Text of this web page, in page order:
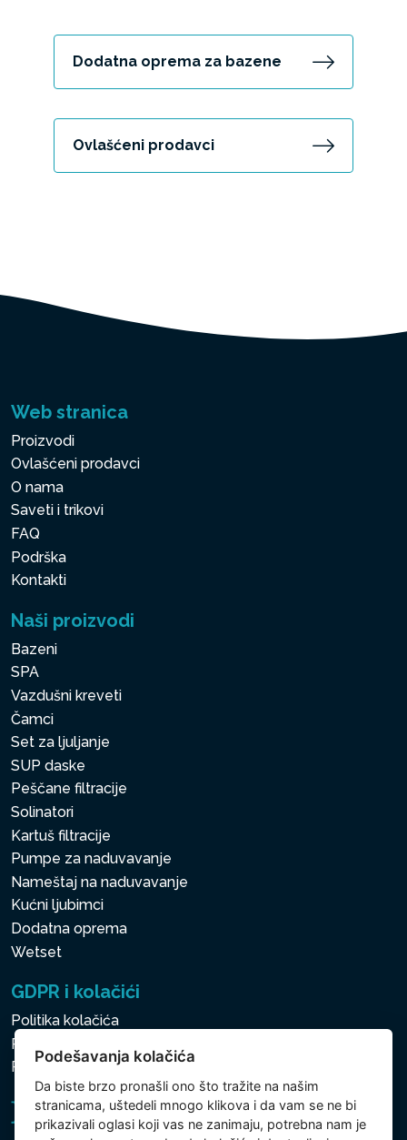
Dodatna oprema za bazene
Ovlašćeni prodavci
Web stranica
Proizvodi
Ovlašćeni prodavci
O nama
Saveti i trikovi
FAQ
Podrška
Kontakti
Naši proizvodi
Bazeni
SPA
Vazdušni kreveti
Čamci
Set za ljuljanje
SUP daske
Peščane filtracije
Solinatori
Kartuš filtracije
Pumpe za naduvavanje
Nameštaj na naduvavanje
Kućni ljubimci
Dodatna oprema
Wetset
GDPR i kolačići
Politika kolačića
Politika zaštite ličnih i drugih obrađivanih podataka
Politika kolačića
Podešavanja kolačića
Da biste brzo pronašli ono što tražite na našim
stranicama, uštedeli mnogo klikova i da vam se ne bi
prikazivali oglasi koji vas ne zanimaju, potrebna nam je